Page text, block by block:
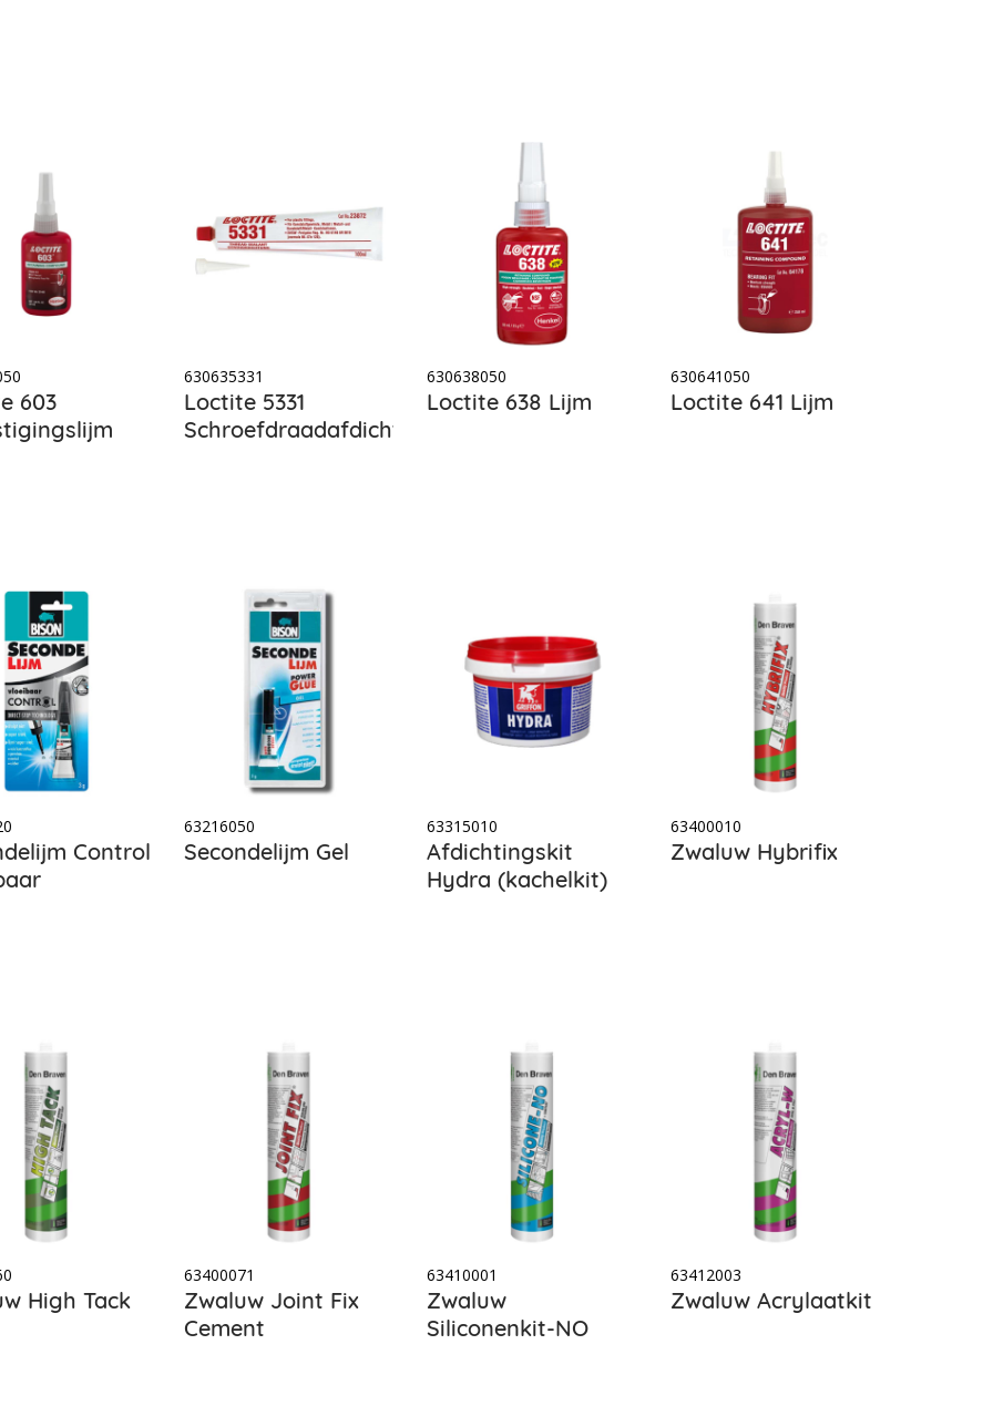
603
630635331
Loctite 5331
Schroefdraadafdichting
630638050
Loctite 638 Lijm
630641050
Loctite 641 Lijm
Control
63216050
Secondelijm Gel
63315010
Afdichtingskit
Hydra (kachelkit)
63400010
Zwaluw Hybrifix
High Tack
63400071
Zwaluw Joint Fix
Cement
63410001
Zwaluw
Siliconenkit-NO
63412003
Zwaluw Acrylaatkit